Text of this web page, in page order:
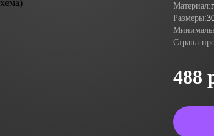
Материал:
Размеры:
Страна-
488